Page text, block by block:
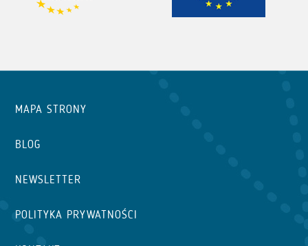
MAPA STRONY
BLOG
NEWSLETTER
POLITYKA PRYWATNOŚCI